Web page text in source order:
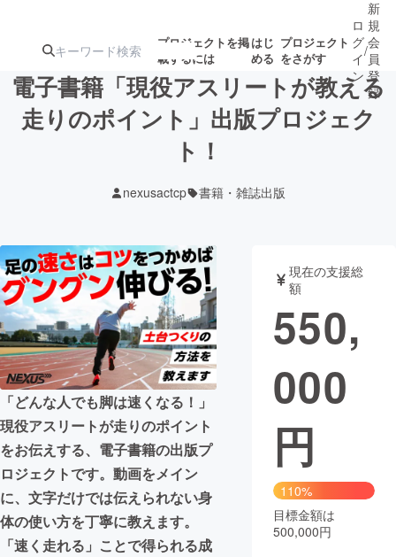
プロジェクトを掲
載するには
はじ
める
プロジェクト
をさがす
注目の新着プロ
テクノロジー・ガジェット
映像・映画 書籍・雑誌
ビジネス・起業 チャレンジ
まちづくり・地域活性化
CAMPFIRE for Social Good
CAMPFIRE Creation
CAMPFIREふるさと納税
コミュニティ
ロ
グ
イ
ン
/
新
規
会
員
登
録
電子書籍「現役アスリートが教える
走りのポイント」出版プロジェク
ト！
nexusactcp 書籍・雑誌出版
「どんな人でも脚は速くなる！」
現役アスリートが走りのポイント
をお伝えする、電子書籍の出版プ
ロジェクトです。動画をメイン
に、文字だけでは伝えられない身
体の使い方を丁寧に教えます。
「速く走れる」ことで得られる成
現在の支援総
額
550,
000
円
110%
目標金額は
500,000円